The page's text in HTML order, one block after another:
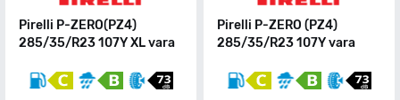
Pirelli P-ZERO(PZ4)
285/35/R23 107Y XL vara
Pirelli P-ZERO (PZ4)
285/35/R23 107Y vara